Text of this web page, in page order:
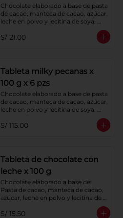
Chocolate elaborado a base de pasta
de cacao, manteca de cacao, azúcar,
leche en polvo y lecitina de soya.
Agregado: Pecanas. Porcentaje de
Cacao: 40%
S/ 21.00
Tableta milky pecanas x
100 g x 6 pzs
Chocolate elaborado a base de pasta
de cacao, manteca de cacao, azúcar,
leche en polvo y lecitina de soya.
Agregado: Pecanas. Porcentaje de
Cacao: 40%
S/ 115.00
Tableta de chocolate con
leche x 100 g
Chocolate elaborado a base de:
Pasta de cacao, manteca de cacao,
azúcar, leche en polvo y lecitina de
S/ 15.50